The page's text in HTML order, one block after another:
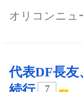
オリコンニュ
代表DF長
7